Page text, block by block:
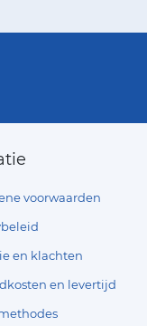
voorwaarden
en klachten
en levertijd